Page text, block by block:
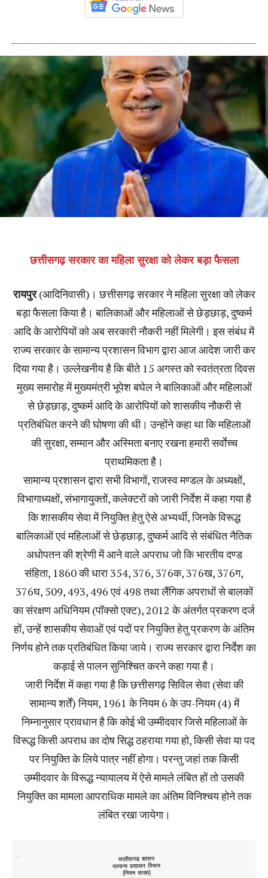
छत्तीसगढ़ सरकार का महिला सुरक्षा को लेकर बड़ा फैसला
रायपुर(आदिनिवासी)। छत्तीसगढ़ सरकार ने महिला सुरक्षा को लेकर
बड़ा फैसला किया है। बालिकाओं और महिलाओं से छेड़छाड़, दुष्कर्म
आदि के आरोपियों को अब सरकारी नौकरी नहीं मिलेगी। इस संबंध में
राज्य सरकार के सामान्य प्रशासन विभाग द्वारा आज आदेश जारी कर
दिया गया है। उल्लेखनीय है कि बीते 15 अगस्त को स्वतंत्रता दिवस
मुख्य समारोह में मुख्यमंत्री भूपेश बघेल ने बालिकाओं और महिलाओं
से छेड़छाड़, दुष्कर्म आदि के आरोपियों को शासकीय नौकरी से
प्रतिबंधित करने की घोषणा की थी। उन्होंने कहा था कि महिलाओं
की सुरक्षा, सम्मान और अस्मिता बनाए रखना हमारी सर्वाेच्च
प्राथमिकता है।
सामान्य प्रशासन द्वारा सभी विभागों, राजस्व मण्डल के अध्यक्षों,
विभागाध्यक्षों, संभागायुक्तों, कलेक्टरों को जारी निर्देश में कहा गया है
कि शासकीय सेवा में नियुक्ति हेतु ऐसे अभ्यर्थी, जिनके विरूद्ध
बालिकाओं एवं महिलाओं से छेड़छाड़, दुष्कर्म आदि से संबंधित नैतिक
अधोपतन की श्रेणी में आने वाले अपराध जो कि भारतीय दण्ड
संहिता, 1860 की धारा 354, 376, 376क, 376ख, 376ग,
376घ, 509, 493, 496 एवं 498 तथा लैंगिक अपराधों से बालकों
का संरक्षण अधिनियम (पॉक्सो एक्ट), 2012 के अंतर्गत प्रकरण दर्ज
हों, उन्हें शासकीय सेवाओं एवं पदों पर नियुक्ति हेतु प्रकरण के अंतिम
निर्णय होने तक प्रतिबंधित किया जाये। राज्य सरकार द्वारा निर्देश का
कड़ाई से पालन सुनिश्चित करने कहा गया है।
जारी निर्देश में कहा गया है कि छत्तीसगढ़ सिविल सेवा (सेवा की
सामान्य शर्तें) नियम, 1961 के नियम 6 के उप-नियम (4) में
निम्नानुसार प्रावधान है कि कोई भी उम्मीदवार जिसे महिलाओं के
विरूद्ध किसी अपराध का दोष सिद्ध ठहराया गया हो, किसी सेवा या पद
पर नियुक्ति के लिये पात्र नहीं होगा। परन्तु जहां तक किसी
उम्मीदवार के विरूद्ध न्यायालय में ऐसे मामले लंबित हों तो उसकी
नियुक्ति का मामला आपराधिक मामले का अंतिम विनिश्चय होने तक
लंबित रखा जायेगा।